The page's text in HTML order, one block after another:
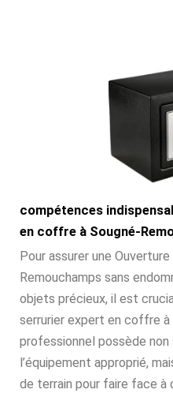
compétences
en coffre à Sougné-
Pour assurer une
Remouchamps sans
objets précieux, il est
serrurier expert en coffre à
professionnel possède
l’équipement approprié,
de terrain pour faire face à